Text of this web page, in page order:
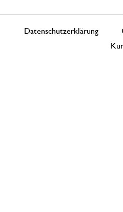
Datenschutzerklärung